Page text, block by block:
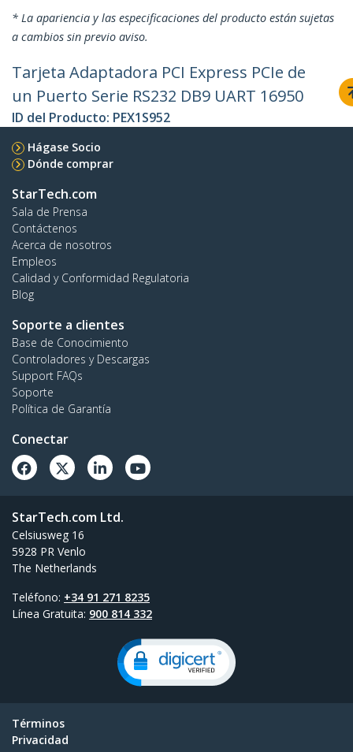
* La apariencia y las especificaciones del producto están sujetas
a cambios sin previo aviso.
Tarjeta Adaptadora PCI Express PCIe de
un Puerto Serie RS232 DB9 UART 16950
ID del Producto: PEX1S952
Hágase Socio
Dónde comprar
StarTech.com
Sala de Prensa
Contáctenos
Acerca de nosotros
Empleos
Calidad y Conformidad Regulatoria
Blog
Soporte a clientes
Base de Conocimiento
Controladores y Descargas
Support FAQs
Soporte
Política de Garantía
Conectar
StarTech.com Ltd.
Celsiusweg 16
5928 PR Venlo
The Netherlands
Teléfono: +34 91 271 8235
Línea Gratuita: 900 814 332
Términos
Privacidad